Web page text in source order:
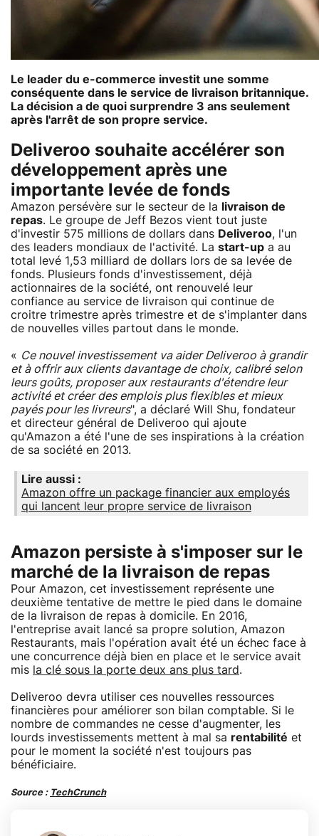
Le leader du e-commerce investit une somme
conséquente dans le service de livraison britannique.
La décision a de quoi surprendre 3 ans seulement
après l'arrêt de son propre service.
Deliveroo souhaite accélérer son
développement après une
importante levée de fonds
Amazon persévère sur le secteur de la
livraison de
repas. Le groupe de Jeff Bezos vient tout juste
d'investir 575 millions de dollars dans Deliveroo, l'un
des leaders mondiaux de l'activité. La start-up a au
total levé 1,53 milliard de dollars lors de sa levée de
fonds. Plusieurs fonds d'investissement, déjà
actionnaires de la société, ont renouvelé leur
confiance au service de livraison qui continue de
croitre trimestre après trimestre et de s'implanter dans
de nouvelles villes partout dans le monde.
« Ce nouvel investissement va aider Deliveroo à grandir
et à offrir aux clients davantage de choix, calibré selon
leurs goûts, proposer aux restaurants d'étendre leur
activité et créer des emplois plus flexibles et mieux
payés pour les livreurs", a déclaré Will Shu, fondateur
et directeur général de Deliveroo qui ajoute
qu'Amazon a été l'une de ses inspirations à la création
de sa société en 2013.
Lire aussi :
Amazon offre un package financier aux employés
qui lancent leur propre service de livraison
Amazon persiste à s'imposer sur le
marché de la livraison de repas
Pour Amazon, cet investissement représente une
deuxième tentative de mettre le pied dans le domaine
de la livraison de repas à domicile. En 2016,
l'entreprise avait lancé sa propre solution, Amazon
Restaurants, mais l'opération avait été un échec face à
une concurrence déjà bien en place et le service avait
mis la clé sous la porte deux ans plus tard.
Deliveroo devra utiliser ces nouvelles ressources
financières pour améliorer son bilan comptable. Si le
nombre de commandes ne cesse d'augmenter, les
lourds investissements mettent à mal sa rentabilité et
pour le moment la société n'est toujours pas
bénéficiaire.
Source : TechCrunch